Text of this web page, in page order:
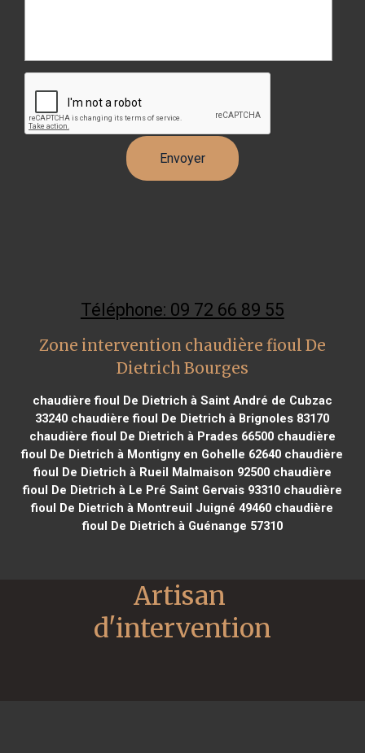
Téléphone: 09 72 66 89 55
Zone intervention chaudière fioul De
Dietrich Bourges
chaudière fioul De Dietrich à Saint André de Cubzac
33240 chaudière fioul De Dietrich à Brignoles 83170
chaudière fioul De Dietrich à Prades 66500chaudière
fioul De Dietrich à Montigny en Gohelle 62640 chaudière
fioul De Dietrich à Rueil Malmaison 92500chaudière
fioul De Dietrich à Le Pré Saint Gervais 93310chaudière
fioul De Dietrich à Montreuil Juigné 49460 chaudière
fioul De Dietrich à Guénange 57310
Artisan
d'intervention